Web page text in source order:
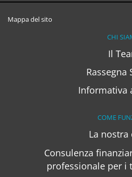
Mappa del sito
CHI
Il
Rassegna
Informativa
COME
La nostra
Consulenza
professionale per i